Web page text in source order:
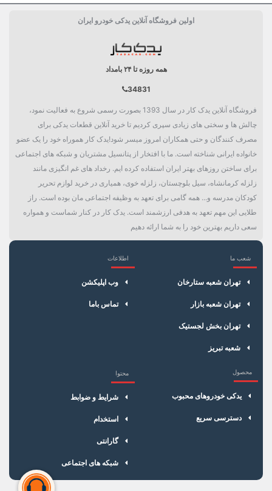
اولین فروشگاه آنلاین یدکی خودرو ایران
همه روزه تا ۲۴ بامداد
34831
فروشگاه آنلاین یدک کار در سال 1393 بصورت رسمی شروع به فعالیت نمود،
چالش ها و سختی های زیادی سپری کردیم تا خرید آنلاین قطعات یدکی برای
مصرف کنندگان و حتی همکاران امروز میسر شود!یدک کار هموراه خود را یک عضو
خانواده ایرانی شناخته است. ما با افتخار از پتانسیل مشتریان و شبکه های اجتماعی
برای ساختن روزهای بهتر ایران استفاده کرده ایم. رخداد های غم انگیزی مانند
زلزله کرمانشاه، سیل بلوچستان، زلزله خوی، همیاری در خرید لوازم تحریر
کودکان مدرسه و... همه گامی برای تعهد به وظیفه اجتماعی مان بوده است. راز
طلایی این مهم تعهد به هدفی ارزشمند است. یدک کار در کنار شماست و همواره
سعی داریم بهترین خود را به شما ارائه دهیم
شعب ما
تهران شعبه ستارخان
تهران شعبه بازار
تهران بخش لجستیک
شعبه تبریز
اطلاعات
وب اپلیکشن
تماس باما
محصول
یدکی خودروهای محبوب
دسترسی سریع
محتوا
شرایط و ضوابط
استخدام
گارانتی
شبکه های اجتماعی
×